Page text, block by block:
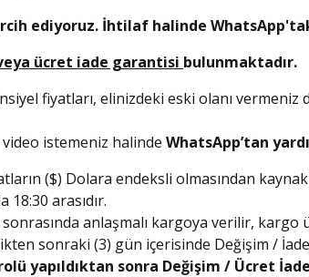
ediyoruz. İhtilaf halinde
ücret iade garantisi bulunmaktadır.
fiyatları, elinizdeki eski olanı
istemeniz halinde WhatsApp’tan
($) Dolara endeksli olmasından
18:30 arasıdır.
anlaşmalı kargoya verilir, kargo
sonraki (3) gün içerisinde Değişim /
yapıldıktan sonra Değişim / Ücret